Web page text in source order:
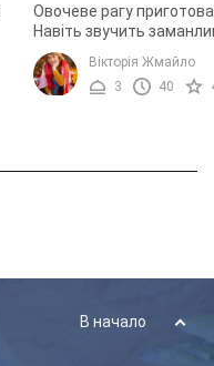
Овочеве рагу
Навіть звучить
просто чудово.
приготуємо овочеве
яким ви ...
Вікторія Жмайло
3
40
В начало